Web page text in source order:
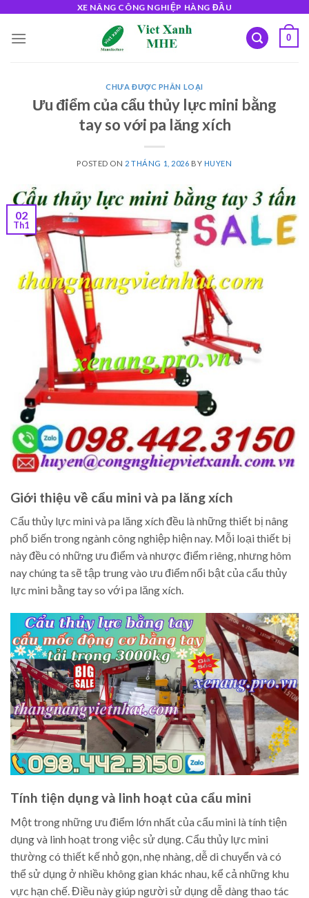
content
XE NÂNG CÔNG NGHIỆP HÀNG ĐẦU
0
CHƯA ĐƯỢC PHÂN LOẠI
Ưu điểm của cẩu thủy lực mini bằng
tay so với pa lăng xích
POSTED ON 2 THÁNG 1, 2026 BY HUYEN
02
Th1
Giới thiệu về cẩu mini và pa lăng xích
Cẩu thủy lực mini và pa lăng xích đều là những thiết bị nâng
phổ biến trong ngành công nghiệp hiện nay. Mỗi loại thiết bị
này đều có những ưu điểm và nhược điểm riêng, nhưng hôm
nay chúng ta sẽ tập trung vào ưu điểm nổi bật của cẩu thủy
lực mini bằng tay so với pa lăng xích.
Tính tiện dụng và linh hoạt của cẩu mini
Một trong những ưu điểm lớn nhất của cẩu mini là tính tiện
dụng và linh hoạt trong việc sử dụng. Cẩu thủy lực mini
thường có thiết kế nhỏ gọn, nhẹ nhàng, dễ di chuyển và có
thể sử dụng ở nhiều không gian khác nhau, kể cả những khu
vực hạn chế. Điều này giúp người sử dụng dễ dàng thao tác